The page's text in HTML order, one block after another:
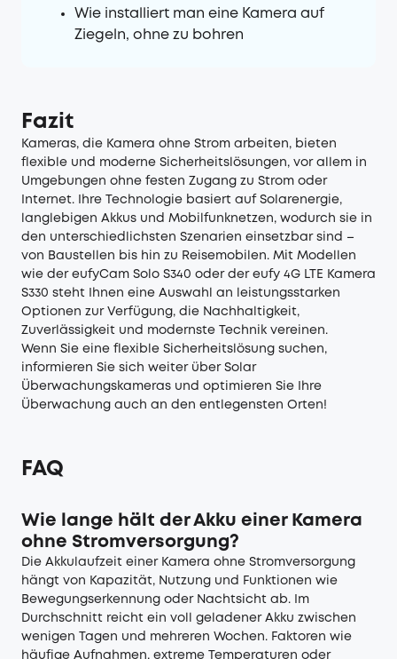
Wie installiert man eine Kamera auf
Ziegeln, ohne zu bohren
Fazit
Kameras, die Kamera ohne Strom arbeiten, bieten
flexible und moderne Sicherheitslösungen, vor allem in
Umgebungen ohne festen Zugang zu Strom oder
Internet. Ihre Technologie basiert auf Solarenergie,
langlebigen Akkus und Mobilfunknetzen, wodurch sie in
den unterschiedlichsten Szenarien einsetzbar sind –
von Baustellen bis hin zu Reisemobilen. Mit Modellen
wie der eufyCam Solo S340 oder der eufy 4G LTE Kamera
S330 steht Ihnen eine Auswahl an leistungsstarken
Optionen zur Verfügung, die Nachhaltigkeit,
Zuverlässigkeit und modernste Technik vereinen.
Wenn Sie eine flexible Sicherheitslösung suchen,
informieren Sie sich weiter über Solar
Überwachungskameras und optimieren Sie Ihre
Überwachung auch an den entlegensten Orten!
FAQ
Wie lange hält der Akku einer Kamera
ohne Stromversorgung?
Die Akkulaufzeit einer Kamera ohne Stromversorgung
hängt von Kapazität, Nutzung und Funktionen wie
Bewegungserkennung oder Nachtsicht ab. Im
Durchschnitt reicht ein voll geladener Akku zwischen
wenigen Tagen und mehreren Wochen. Faktoren wie
häufige Aufnahmen, extreme Temperaturen oder